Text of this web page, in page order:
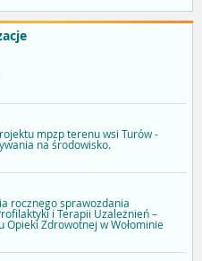
mpzp terenu wsi Turów -
na środowisko.
rocznego sprawozdania
i Terapii Uzależnień –
Opieki Zdrowotnej w Wołominie